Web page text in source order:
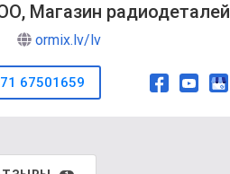
Магазин радиодеталей
ormix.lv/lv
67501659